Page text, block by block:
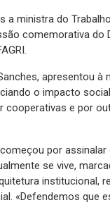
a ministra do
comemorativa do
apresentou
o impacto
cooperativas e por
começou por
se vive,
institucional,
«Defendemos que